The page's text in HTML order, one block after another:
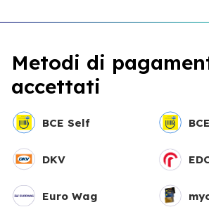
Metodi di
accettati
BCE Self
DKV
Euro Wag